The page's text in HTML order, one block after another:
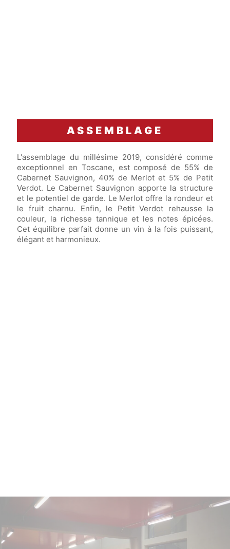
ASSEMBLAGE
L'assemblage du millésime 2019, considéré comme
exceptionnel en Toscane, est composé de 55% de
Cabernet Sauvignon, 40% de Merlot et 5% de Petit
Verdot. Le Cabernet Sauvignon apporte la structure
et le potentiel de garde. Le Merlot offre la rondeur et
le fruit charnu. Enfin, le Petit Verdot rehausse la
couleur, la richesse tannique et les notes épicées.
Cet équilibre parfait donne un vin à la fois puissant,
élégant et harmonieux.